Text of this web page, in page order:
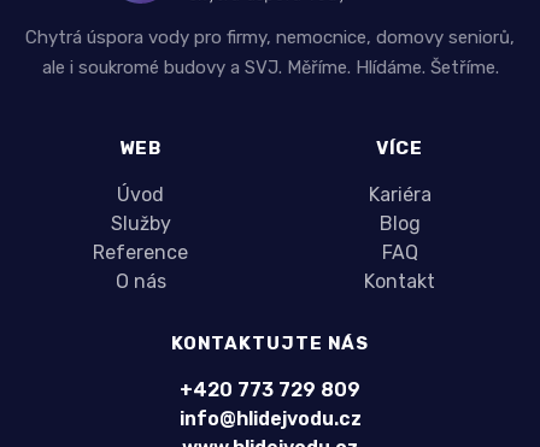
Chytrá úspora vody pro firmy, nemocnice, domovy seniorů,
ale i soukromé budovy a SVJ. Měříme. Hlídáme. Šetříme.
WEB
Úvod
Služby
Reference
O nás
VÍCE
Kariéra
Blog
FAQ
Kontakt
KONTAKTUJTE NÁS
+420 773 729 809
info@hlidejvodu.cz